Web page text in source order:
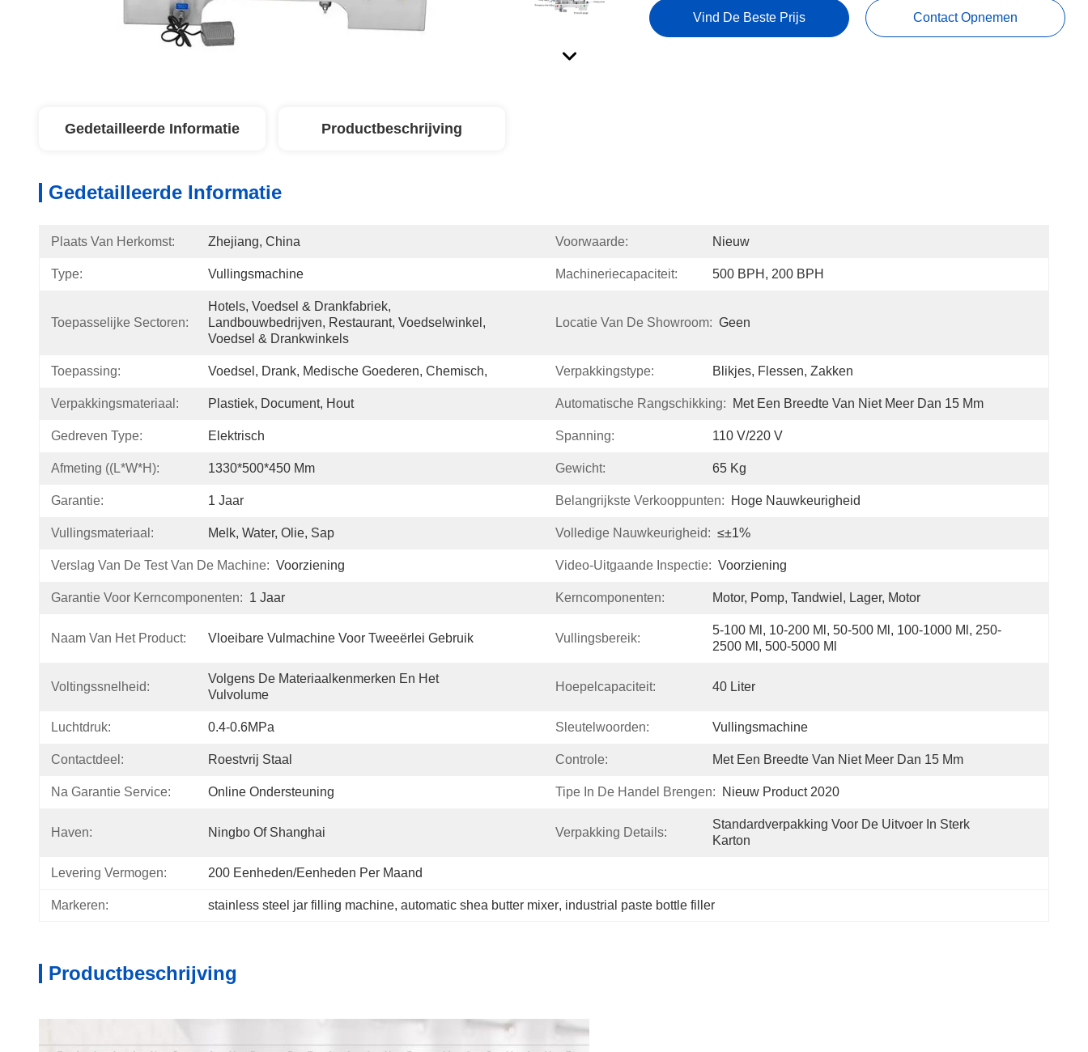
Vind De Beste Prijs Contact Opnemen
Gedetailleerde Informatie Productbeschrijving
Gedetailleerde Informatie
Plaats Van Herkomst: Zhejiang, China Voorwaarde: Nieuw
Type: Vullingsmachine Machineriecapaciteit: 500 BPH, 200 BPH
Toepasselijke Sectoren:
Hotels, Voedsel & Drankfabriek,
Landbouwbedrijven, Restaurant, Voedselwinkel,
Voedsel & Drankwinkels
Locatie Van De Showroom: Geen
Toepassing: Voedsel, Drank, Medische Goederen, Chemisch, Verpakkingstype: Blikjes, Flessen, Zakken
Verpakkingsmateriaal: Plastiek, Document, Hout Automatische Rangschikking: Met Een Breedte Van Niet Meer Dan 15 Mm
Gedreven Type: Elektrisch Spanning: 110 V/220 V
Afmeting ((L*W*H): 1330*500*450 Mm Gewicht: 65 Kg
Garantie: 1 Jaar Belangrijkste Verkooppunten: Hoge Nauwkeurigheid
Vullingsmateriaal: Melk, Water, Olie, Sap Volledige Nauwkeurigheid: ≤±1%
Verslag Van De Test Van De Machine: Voorziening Video-Uitgaande Inspectie: Voorziening
Garantie Voor Kerncomponenten: 1 Jaar Kerncomponenten: Motor, Pomp, Tandwiel, Lager, Motor
Naam Van Het Product: Vloeibare Vulmachine Voor Tweeërlei Gebruik Vullingsbereik:
5-100 Ml, 10-200 Ml, 50-500 Ml, 100-1000 Ml, 250-
2500 Ml, 500-5000 Ml
Voltingssnelheid:
Volgens De Materiaalkenmerken En Het
Vulvolume
Hoepelcapaciteit: 40 Liter
Luchtdruk: 0.4-0.6MPa Sleutelwoorden: Vullingsmachine
Contactdeel: Roestvrij Staal Controle: Met Een Breedte Van Niet Meer Dan 15 Mm
Na Garantie Service: Online Ondersteuning Tipe In De Handel Brengen: Nieuw Product 2020
Haven: Ningbo Of Shanghai Verpakking Details:
Standardverpakking Voor De Uitvoer In Sterk
Karton
Levering Vermogen: 200 Eenheden/eenheden Per Maand
Markeren: stainless steel jar filling machine, automatic shea butter mixer, industrial paste bottle filler
Productbeschrijving